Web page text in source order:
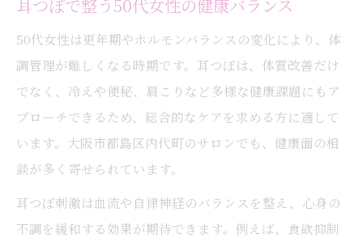
耳つぼで整う50代女性の健康バランス
50代女性は更年期やホルモンバランスの変化により、体
調管理が難しくなる時期です。耳つぼは、体質改善だけ
でなく、冷えや便秘、肩こりなど多様な健康課題にもア
プローチできるため、総合的なケアを求める方に適して
います。大阪市都島区内代町のサロンでも、健康面の相
談が多く寄せられています。
耳つぼ刺激は血流や自律神経のバランスを整え、心身の
不調を緩和する効果が期待できます。例えば、食欲抑制